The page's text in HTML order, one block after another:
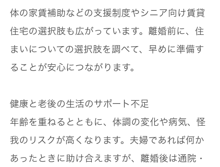
体の家賃補助などの支援制度やシニア向け賃貸
住宅の選択肢も広がっています。離婚前に、住
まいについての選択肢を調べて、早めに準備す
ることが安心につながります。
健康と老後の生活のサポート不足
年齢を重ねるとともに、体調の変化や病気、怪
我のリスクが高くなります。夫婦であれば何か
あったときに助け合えますが、 離婚後は通院・